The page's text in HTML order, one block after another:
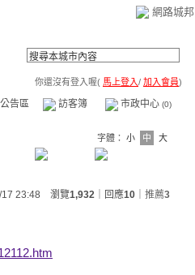
網路城邦
你還沒有登入喔( 馬上登入/ 加入會員)
告區 訪客簿 市政中心 (0)
字體： 小 中
大
17 23:48 瀏覽1,932 ｜回應10 推薦3